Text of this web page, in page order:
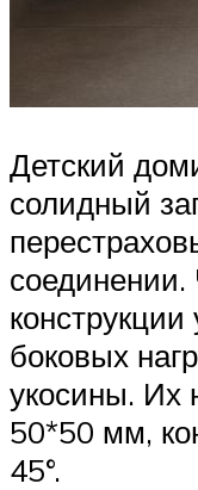
Детский
солидный
боковых
укосины. Их
50*50 мм,
45°.